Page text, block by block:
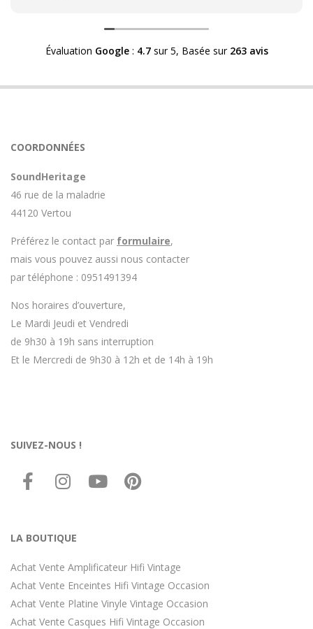
Héritage afin d'échanger sur mon expérience et on
m'a fourni des explications sur le pourquoi cet aspect
visuel.
enceinte n'est plus fabriqué (et donc vendu) et que
Avoir ce genre d'explication est utile et valorisant pour
rendez le matériel.
Évaluation Google: 4.7sur 5, Basée sur 263 avis
COORDONNÉES
SoundHeritage
46 rue de la maladrie
44120 Vertou
Préférez le contact par formulaire,
mais vous pouvez aussi nous contacter
par téléphone : 0951491394
Nos horaires d’ouverture,
Le Mardi Jeudi et Vendredi
de 9h30 à 19h sans interruption
Et le Mercredi de 9h30 à 12h et de 14h à 19h
SUIVEZ-NOUS !
LA BOUTIQUE
Achat Vente Amplificateur Hifi Vintage
Achat Vente Enceintes Hifi Vintage Occasion
Achat Vente Platine Vinyle Vintage Occasion
Achat Vente Casques Hifi Vintage Occasion